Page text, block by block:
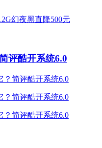
评酷开系统6.0